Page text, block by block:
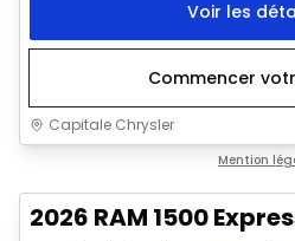
Voir les
Commencer
Capitale Chrysler
Mention
2026 RAM 1500